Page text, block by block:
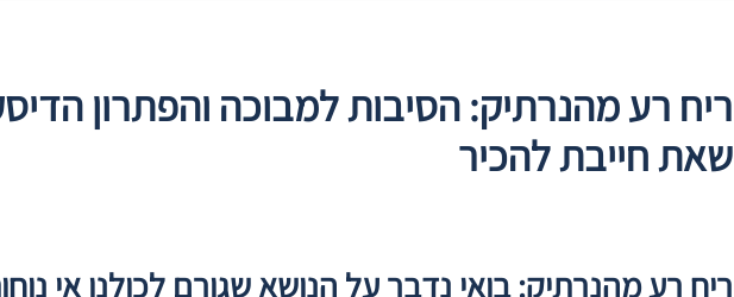
ריח רע מהנרתיק: הסיבות למבוכה והפתרון
שאת חייבת להכיר
ריח רע מהנרתיק: בואי נדבר על הנושא שגורם לכולנו אי